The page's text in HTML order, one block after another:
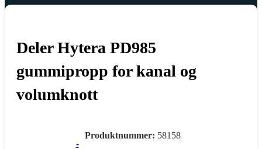
Deler Hytera PD985
gummipropp for kanal og
volumknott
-
Produktnummer: 58158